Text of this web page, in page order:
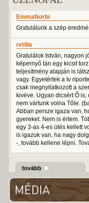
EmmaNorbi
Gratulálunk a szép
retilla
Gratulálok István, nagyon
képernyő tán egy kicsit
teljesítmény alapján is
vagy. Egyetértek a tv
csak megnyilatkozott a
kivéve. Ugyan dicsért Ő
nem vártunk volna Tőle.
Abban persze igaza van,
gyereket. Nem is értem.
egy 3-as 4-es ütés kellett
is igazuk van, ha nagy
-, tovább kellene lépni.